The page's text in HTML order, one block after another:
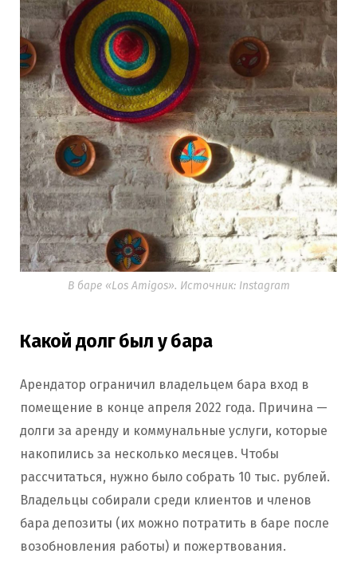
В баре «Los Amigos». Источник: Instagram
Какой долг был у бара
Арендатор ограничил владельцем бара вход в
помещение в конце апреля 2022 года. Причина —
долги за аренду и коммунальные услуги, которые
накопились за несколько месяцев. Чтобы
рассчитаться, нужно было собрать 10 тыс. рублей.
Владельцы собирали среди клиентов и членов
бара депозиты (их можно потратить в баре после
возобновления работы) и пожертвования.